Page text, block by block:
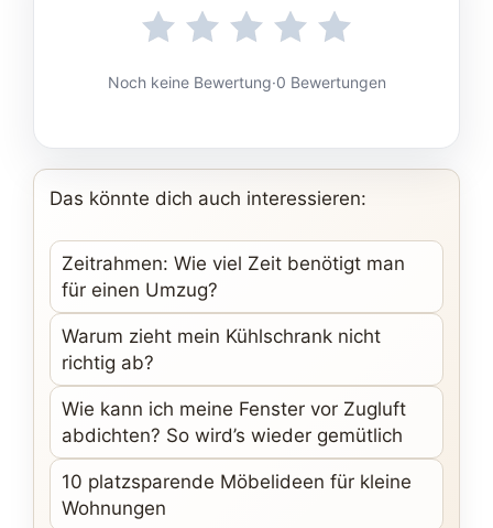
Noch keine Bewertung·0 Bewertungen
Das könnte dich auch interessieren:
Zeitrahmen: Wie viel Zeit benötigt man
für einen Umzug?
Warum zieht mein Kühlschrank nicht
richtig ab?
Wie kann ich meine Fenster vor Zugluft
abdichten? So wird’s wieder gemütlich
10 platzsparende Möbelideen für kleine
Wohnungen